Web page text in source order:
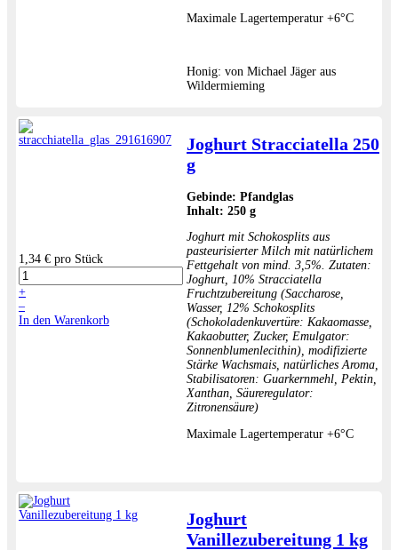
Maximale Lagertemperatur +6°C
Honig: von Michael Jäger aus
Wildermieming
1,34 € pro Stück
+
–
In den Warenkorb
Joghurt Stracciatella 250
g
Gebinde: Pfandglas
Inhalt: 250 g
Joghurt mit Schokosplits aus
pasteurisierter Milch mit natürlichem
Fettgehalt von mind. 3,5%. Zutaten:
Joghurt, 10% Stracciatella
Fruchtzubereitung (Saccharose,
Wasser, 12% Schokosplits
(Schokoladenkuvertüre: Kakaomasse,
Kakaobutter, Zucker, Emulgator:
Sonnenblumenlecithin), modifizierte
Stärke Wachsmais, natürliches Aroma,
Stabilisatoren: Guarkernmehl, Pektin,
Xanthan, Säureregulator:
Zitronensäure)
Maximale Lagertemperatur +6°C
Joghurt
Vanillezubereitung 1 kg